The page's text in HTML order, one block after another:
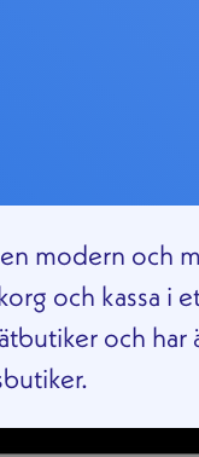
modern och
och kassa i
och